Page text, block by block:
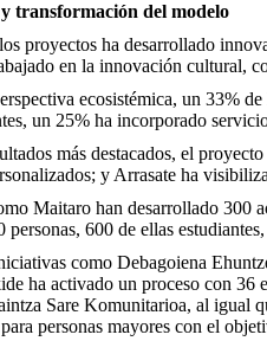
transformación del modelo
proyectos ha desarrollado
en la innovación cultural,
ecosistémica, un 33%
un 25% ha incorporado
más destacados, el
y Arrasate ha
Maitaro han desarrollado 300
personas, 600 de ellas
como Debagoiena
ha activado un proceso con 36
Sare Komunitarioa, al igual
personas mayores con el